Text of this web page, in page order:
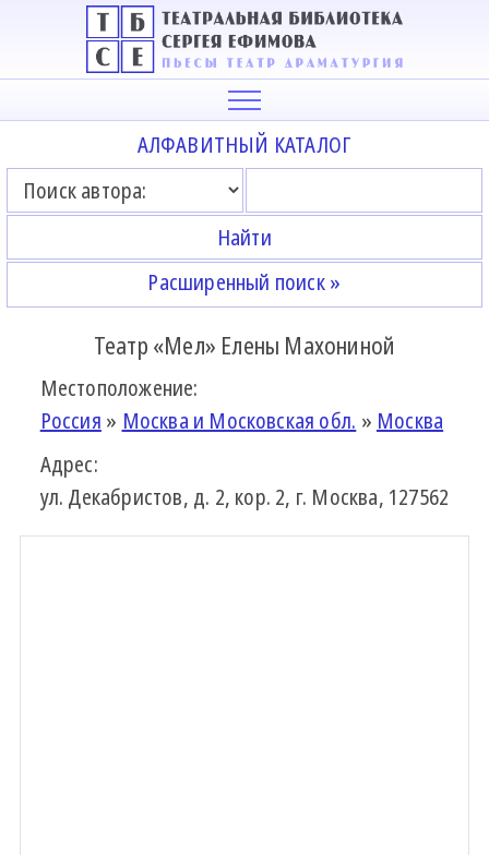
АЛФАВИТНЫЙ КАТАЛОГ
Расширенный поиск »
Театр «Мел» Елены Махониной
Местоположение:
Россия » Москва и Московская обл. » Москва
Адрес:
ул. Декабристов, д. 2, кор. 2, г. Москва, 127562